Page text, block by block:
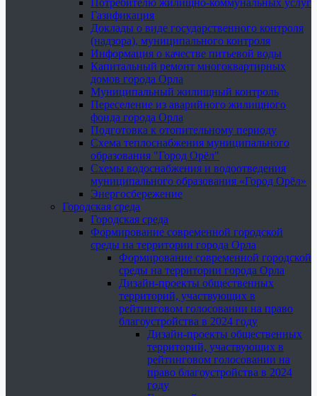
Потребителю жилищно-коммунальных услуг
Газификация
Доклады о виде государственного контроля
(надзора), муниципального контроля
Информация о качестве питьевой воды
Капитальный ремонт многоквартирных
домов города Орла
Муниципальный жилищный контроль
Переселение из аварийного жилищного
фонда города Орла
Подготовка к отопительному периоду
Схема теплоснабжения муниципального
образования "Город Орёл"
Схемы водоснабжения и водоотведения
муниципального образования «Город Орёл»
Энергосбережение
Городская среда
Городская среда
Формирование современной городской
среды на территории города Орла
Формирование современной городской
среды на территории города Орла
Дизайн-проекты общественных
территорий, участвующих в
рейтинговом голосовании на право
благоустройства в 2024 году
Дизайн-проекты общественных
территорий, участвующих в
рейтинговом голосовании на
право благоустройства в 2024
году